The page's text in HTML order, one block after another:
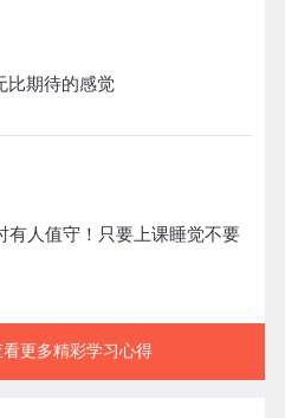
有人值守！只要上课睡觉不要
更多精彩学习心得